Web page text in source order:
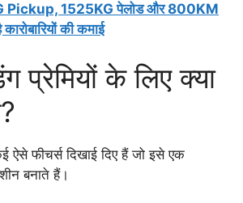
Pickup, 1525KG पेलोड और 800KM
की कमाई
प्रेमियों के लिए क्या
ऐसे फीचर्स दिखाई दिए हैं जो इसे एक
बनाते हैं।